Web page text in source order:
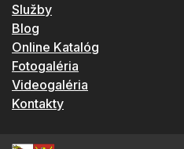
Služby
Blog
Online Katalóg
Fotogaléria
Videogaléria
Kontakty